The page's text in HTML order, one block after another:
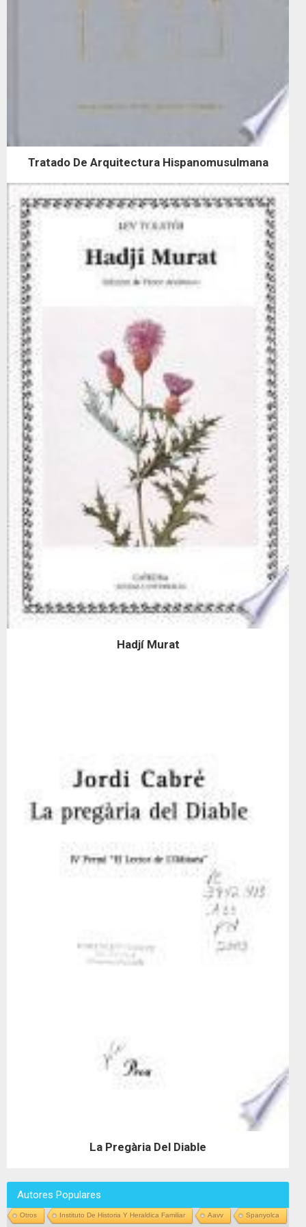
Tratado De Arquitectura Hispanomusulmana
Hadjí Murat
La Pregària Del Diable
Autores Populares
Otros Instituto De Historia Y Heraldica Familiar Aavv Spanyolca